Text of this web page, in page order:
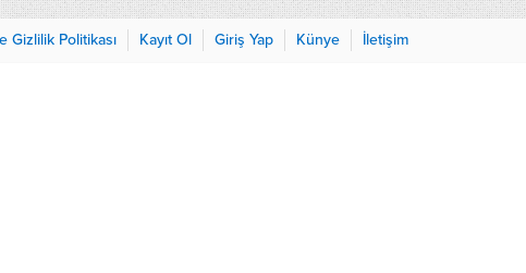
Gizlilik Politikası Kayıt Ol Giriş Yap Künye İletişim